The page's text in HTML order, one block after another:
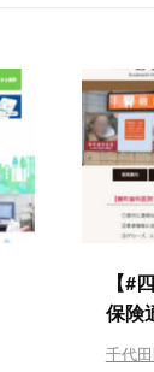
【#
保険
千代